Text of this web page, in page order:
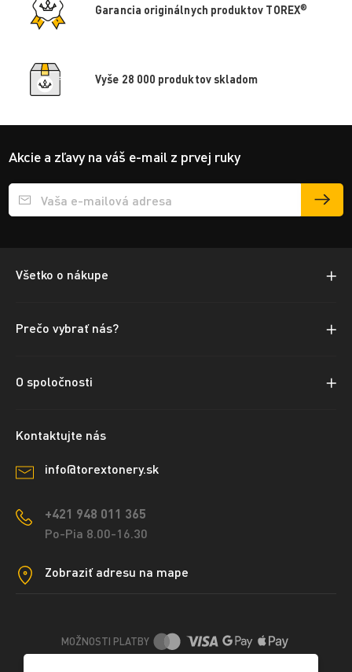
Garancia originálnych produktov TOREX®
Vyše 28 000 produktov skladom
Akcie a zľavy na váš e-mail z prvej ruky
Přihlášení e-mailu k odběru
Všetko o nákupe
Prečo vybrať nás?
O spoločnosti
Kontaktujte nás
info@torextonery.sk
+421 948 011 365
Po-Pia 8.00-16.30
Zobraziť adresu na mape
MOŽNOSTI PLATBY